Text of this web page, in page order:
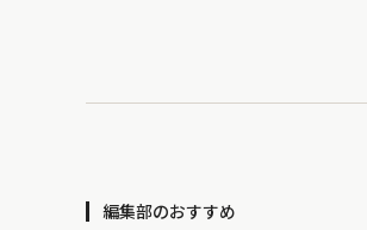
編集部のおすすめ